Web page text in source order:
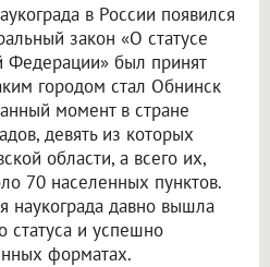
в России появился
закон «О статусе
Федерации» был принят
городом стал Обнинск
момент в стране
девять из которых
области, а всего их,
70 населенных пунктов.
наукограда давно вышла
статуса и успешно
форматах.